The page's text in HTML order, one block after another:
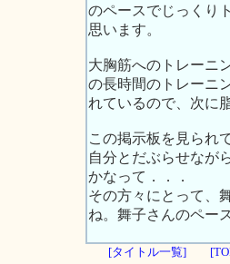
のペースでじっくり
思います。
大胸筋へのトレーニ
の長時間のトレーニ
れているので、次に
この掲示板を見られ
自分とだぶらせなが
かなって．．．
その方々にとって、
ね。舞子さんのペー
[タイトル一覧]